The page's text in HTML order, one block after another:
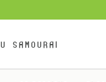
samourai